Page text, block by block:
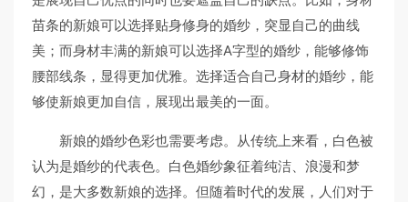
苗条的新娘可以选择贴身修身的婚纱，突显自己的曲线
美；而身材丰满的新娘可以选择A字型的婚纱，能够修饰
腰部线条，显得更加优雅。选择适合自己身材的婚纱，能
够使新娘更加自信，展现出最美的一面。
新娘的婚纱色彩也需要考虑。从传统上来看，白色被
认为是婚纱的代表色。白色婚纱象征着纯洁、浪漫和梦
幻，是大多数新娘的选择。但随着时代的发展，人们对于